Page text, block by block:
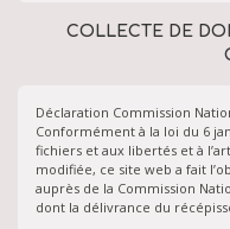
COLLECTE DE
Déclaration Commission
Conformément à la loi du 6
fichiers et aux libertés et à
modifiée, ce site web a fait
auprès de la Commission
dont la délivrance du